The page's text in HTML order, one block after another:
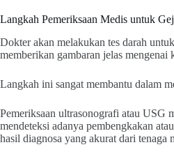
Langkah Pemeriksaan Medis untuk
Dokter akan melakukan tes darah
memberikan gambaran jelas mengenai
Langkah ini sangat membantu dalam
Pemeriksaan ultrasonografi atau USG
mendeteksi adanya pembengkakan
hasil diagnosa yang akurat dari tenaga